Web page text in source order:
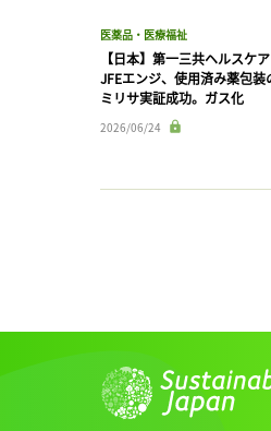
医薬品・医療福祉
【日本】第一三共ヘルスケ
JFEエンジ、使用済み薬包装
ミリサ実証成功。ガス化
2026/06/24